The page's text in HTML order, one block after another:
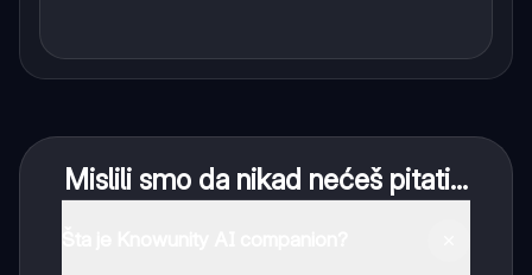
Mislili smo da nikad nećeš pitati...